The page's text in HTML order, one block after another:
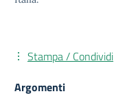
Stampa / Condividi
Argomenti